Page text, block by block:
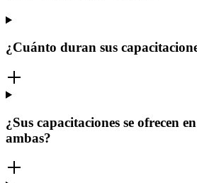
¿Cuánto duran sus
¿Sus capacitaciones se ofrecen
ambas?